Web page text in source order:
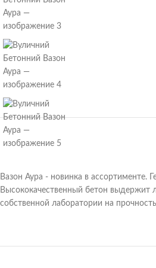
Вазон Аура - новинка в ассортименте.
Высококачественный бетон выдержит
собственной лаборатории на